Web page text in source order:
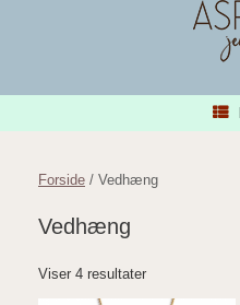
Forside / Vedhæng
Vedhæng
Viser 4 resultater